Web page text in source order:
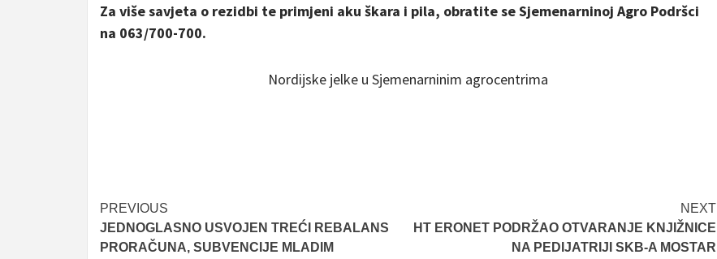
Za više savjeta o rezidbi te primjeni aku škara i pila, obratite se Sjemenarninoj Agro Podršci
na 063/700-700.
Nordijske jelke u Sjemenarninim agrocentrima
Post
navigation
PREVIOUS
JEDNOGLASNO USVOJEN TREĆI REBALANS
PRORAČUNA, SUBVENCIJE MLADIM
NEXT
HT ERONET PODRŽAO OTVARANJE KNJIŽNICE
NA PEDIJATRIJI SKB-A MOSTAR